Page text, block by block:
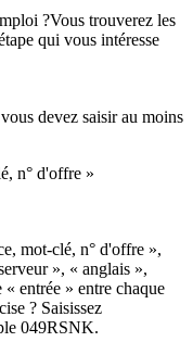
?Vous trouverez les
qui vous intéresse
devez saisir au moins
n° d'offre »
mot-clé, n° d'offre »,
», « anglais »,
entrée » entre chaque
? Saisissez
049RSNK.